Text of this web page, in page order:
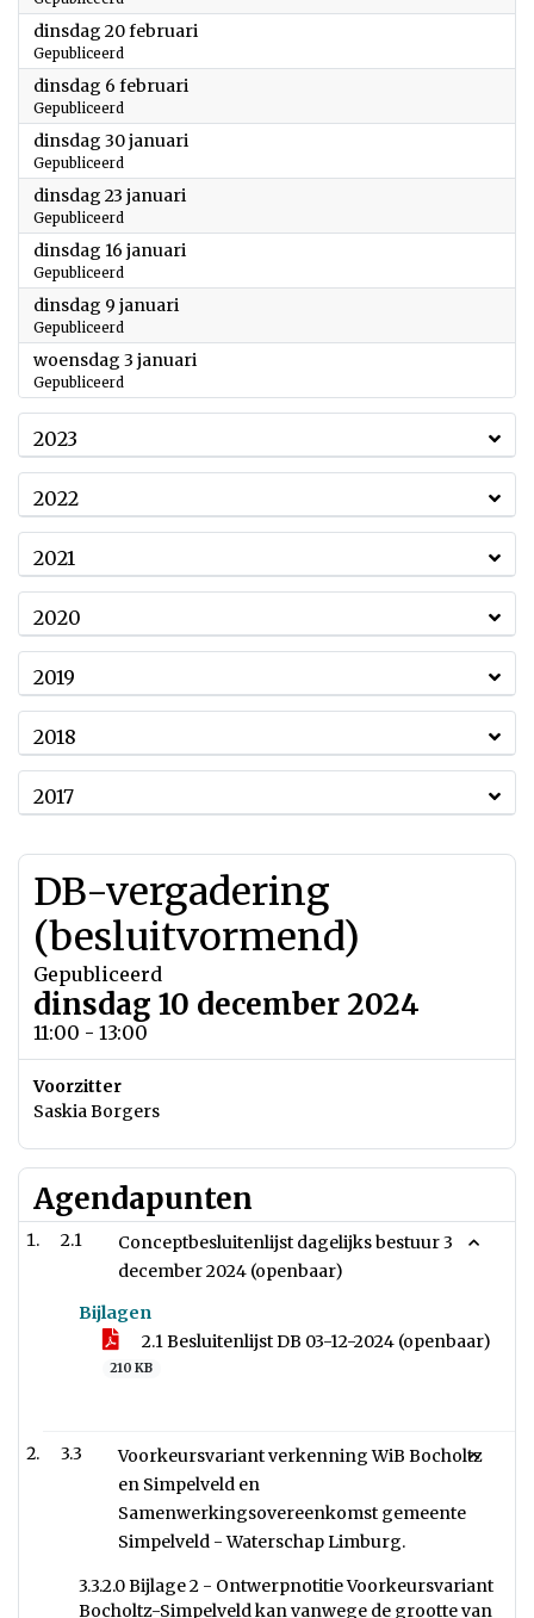
dinsdag 20 februari
Gepubliceerd
dinsdag 6 februari
Gepubliceerd
dinsdag 30 januari
Gepubliceerd
dinsdag 23 januari
Gepubliceerd
dinsdag 16 januari
Gepubliceerd
dinsdag 9 januari
Gepubliceerd
woensdag 3 januari
Gepubliceerd
2023
2022
2021
2020
2019
2018
2017
DB-vergadering
(besluitvormend)
Gepubliceerd
dinsdag 10 december 2024
11:00 - 13:00
Voorzitter
Saskia Borgers
Agendapunten
2.1
Conceptbesluitenlijst dagelijks bestuur 3
december 2024 (openbaar)
Bijlagen
2.1 Besluitenlijst DB 03-12-2024 (openbaar)
210 KB
3.3
Voorkeursvariant verkenning WiB Bocholtz
en Simpelveld en
Samenwerkingsovereenkomst gemeente
Simpelveld - Waterschap Limburg.
3.3.2.0 Bijlage 2 - Ontwerpnotitie Voorkeursvariant
Bocholtz-Simpelveld kan vanwege de grootte van